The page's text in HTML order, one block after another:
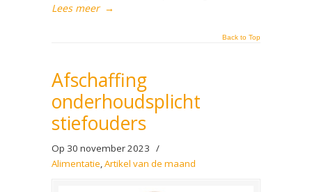
Lees meer →
Back to Top
Afschaffing
onderhoudsplicht
stiefouders
Op 30 november 2023 /
Alimentatie,Artikel van de maand